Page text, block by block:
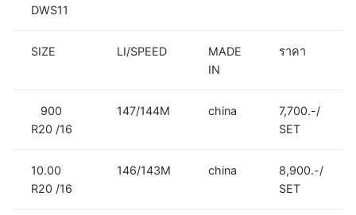
DWS11
SIZE LI/SPEED
MADE
IN
ราคา
900
R20 /16
147/144M china
7,700.-/
SET
10.00
R20 /16
146/143M china
8,900.-/
SET